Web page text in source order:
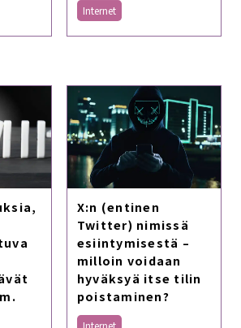
Internet
X:n (entinen
Twitter) nimissä
esiintymisestä –
milloin voidaan
hyväksyä itse tilin
poistaminen?
Internet